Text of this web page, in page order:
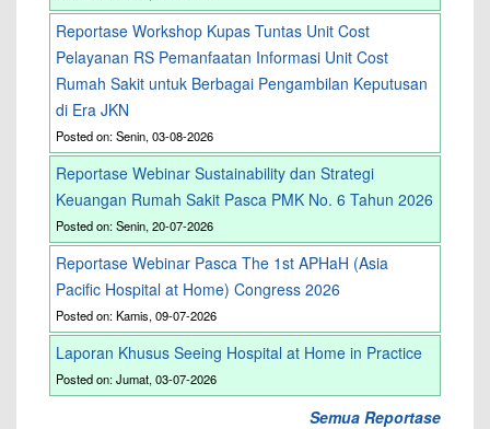
Reportase Workshop Kupas Tuntas Unit Cost
Pelayanan RS Pemanfaatan Informasi Unit Cost
Rumah Sakit untuk Berbagai Pengambilan Keputusan
di Era JKN
Posted on: Senin, 03-08-2026
Reportase Webinar Sustainability dan Strategi
Keuangan Rumah Sakit Pasca PMK No. 6 Tahun 2026
Posted on: Senin, 20-07-2026
Reportase Webinar Pasca The 1st APHaH (Asia
Pacific Hospital at Home) Congress 2026
Posted on: Kamis, 09-07-2026
Laporan Khusus Seeing Hospital at Home in Practice
Posted on: Jumat, 03-07-2026
Semua Reportase